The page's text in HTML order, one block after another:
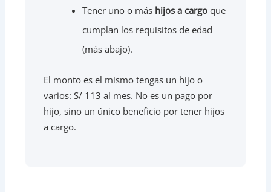
Tener uno o más hijos a cargo que
cumplan los requisitos de edad
(más abajo).
El monto es el mismo tengas un hijo o
varios: S/ 113 al mes. No es un pago por
hijo, sino un único beneficio por tener hijos
a cargo.